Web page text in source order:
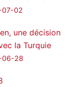
07-02
une décision
la Turquie
06-28